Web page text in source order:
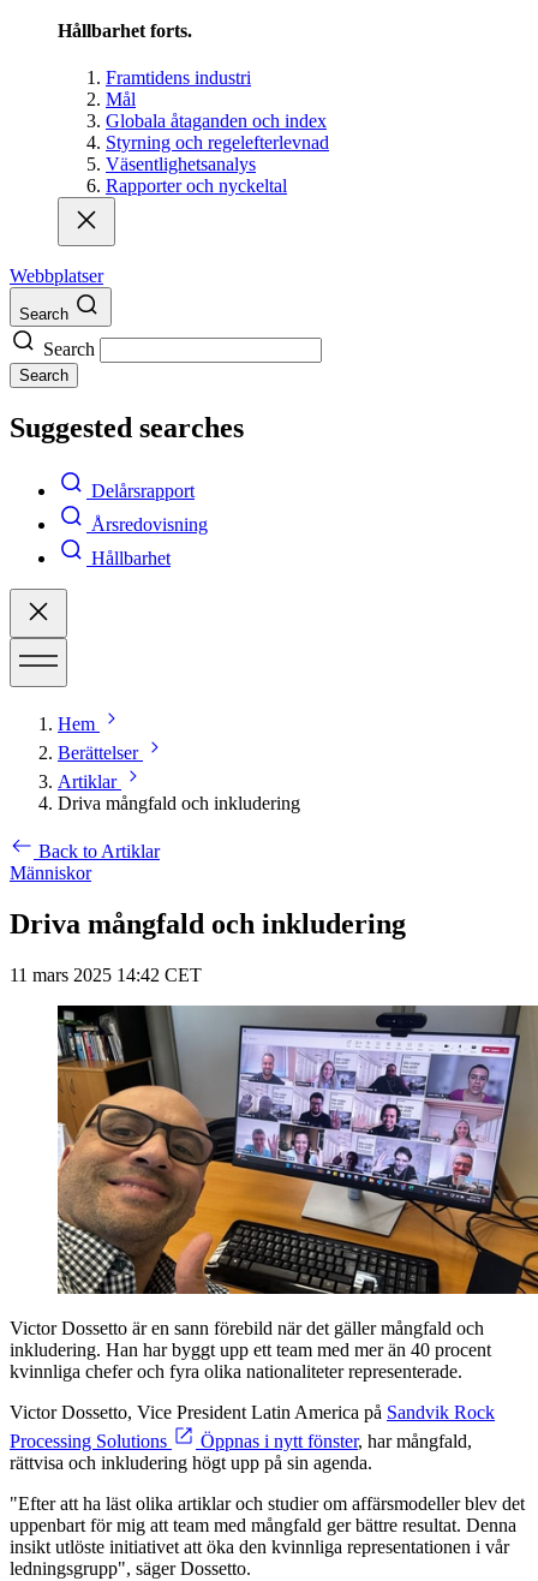
Hållbarhet forts.
Framtidens industri
Mål
Globala åtaganden och index
Styrning och regelefterlevnad
Väsentlighetsanalys
Rapporter och nyckeltal
Webbplatser
Search
Search
Search
Suggested searches
Delårsrapport
Årsredovisning
Hållbarhet
Hem
Berättelser
Artiklar
Driva mångfald och inkludering
Back to Artiklar
Människor
Driva mångfald och inkludering
11 mars 2025 14:42 CET
Victor Dossetto är en sann förebild när det gäller mångfald och
inkludering. Han har byggt upp ett team med mer än 40 procent
kvinnliga chefer och fyra olika nationaliteter representerade.
Victor Dossetto, Vice President Latin America på Sandvik Rock
Processing Solutions
Öppnas i nytt fönster, har mångfald,
rättvisa och inkludering högt upp på sin agenda.
"Efter att ha läst olika artiklar och studier om affärsmodeller blev det
uppenbart för mig att team med mångfald ger bättre resultat. Denna
insikt utlöste initiativet att öka den kvinnliga representationen i vår
ledningsgrupp", säger Dossetto.